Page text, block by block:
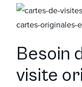
Besoin
visite